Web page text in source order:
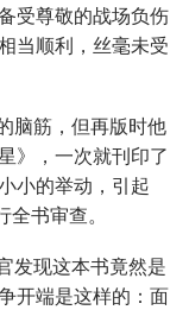
受尊敬的战场负伤
当顺利，丝毫未受
脑筋，但再版时他
》，一次就刊印了
小的举动，引起
书审查。
发现这本书竟然是
开端是这样的：面